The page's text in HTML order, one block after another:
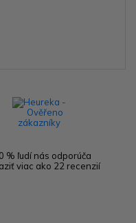
% ľudí nás odporúča
viac ako 22 recenzií